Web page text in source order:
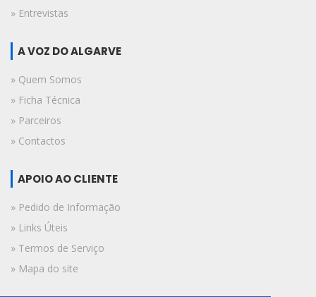
» Entrevistas
A VOZ DO ALGARVE
» Quem Somos
» Ficha Técnica
» Parceiros
» Contactos
APOIO AO CLIENTE
» Pedido de Informação
» Links Úteis
» Termos de Serviço
» Mapa do site